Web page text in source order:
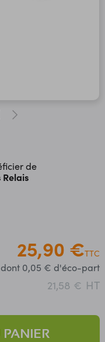
de
25,90 €TTC
dont 0,05 € d'éco-part
21,58 € HT
PANIER